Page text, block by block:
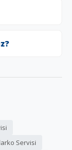
Servisi